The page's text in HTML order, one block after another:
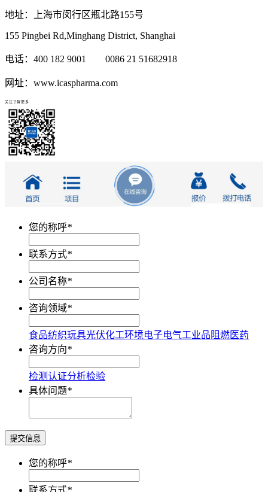
地址：上海市闵行区瓶北路155号
155 Pingbei Rd,Minghang District, Shanghai
电话：400 182 9001 0086 21 51682918
网址：www.icaspharma.com
关注了解更多
您的称呼*
联系方式*
公司名称*
咨询领域*
食品纺织玩具光伏化工环境电子电气工业品 阻燃医药
咨询方向*
检测认证分析检验
具体问题*
提交信息
您的称呼*
联系方式*